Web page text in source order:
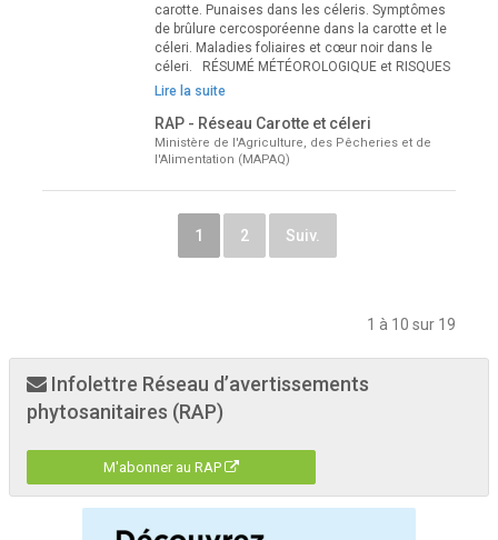
carotte. Punaises dans les céleris. Symptômes
de brûlure cercosporéenne dans la carotte et le
céleri. Maladies foliaires et cœur noir dans le
céleri. RÉSUMÉ MÉTÉOROLOGIQUE et RISQUES
Lire la suite
RAP - Réseau Carotte et céleri
Ministère de l'Agriculture, des Pêcheries et de
l'Alimentation (MAPAQ)
1 2 Suiv.
1 à 10 sur 19
Infolettre Réseau d’avertissements
phytosanitaires (RAP)
M'abonner au RAP